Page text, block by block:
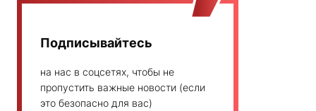
Подписывайтесь
на нас в соцсетях, чтобы не
пропустить важные новости (если
это безопасно для вас)